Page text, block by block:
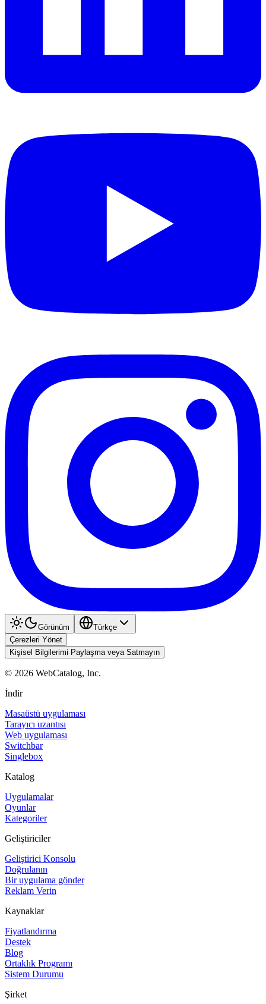
Görünüm
Türkçe
Çerezleri Yönet
Kişisel Bilgilerimi Paylaşma veya Satmayın
© 2026 WebCatalog, Inc.
İndir
Masaüstü uygulaması
Tarayıcı uzantısı
Web uygulaması
Switchbar
Singlebox
Katalog
Uygulamalar
Oyunlar
Kategoriler
Geliştiriciler
Geliştirici Konsolu
Doğrulanın
Bir uygulama gönder
Reklam Verin
Kaynaklar
Fiyatlandırma
Destek
Blog
Ortaklık Programı
Sistem Durumu
Şirket